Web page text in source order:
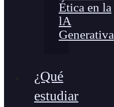
Ética en la
lA
Generativa
¿Qué
estudiar